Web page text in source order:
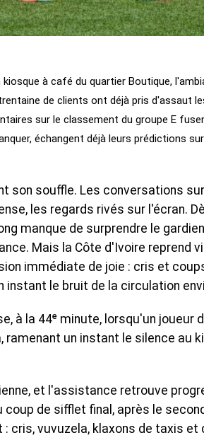
à café du quartier Boutique,
de clients ont déjà pris d'assaut
sur le classement du groupe E
échangent déjà leurs prédictions
son souffle. Les conversations
les regards rivés sur l'écran.
manque de surprendre le
Mais la Côte d'Ivoire reprend
immédiate de joie : cris et
le bruit de la circulation
à la 44ᵉ minute, lorsqu'un joueur
un instant le silence au
et l'assistance retrouve
de sifflet final, après le
cris, vuvuzela, klaxons de taxis et